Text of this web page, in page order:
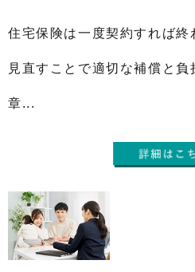
住宅保険は一度契約すれば終
見直すことで適切な補償と
章...